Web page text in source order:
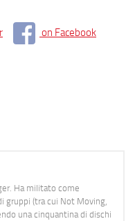
on Facebook
Ha militato come
gruppi (tra cui Not Moving,
una cinquantina di dischi